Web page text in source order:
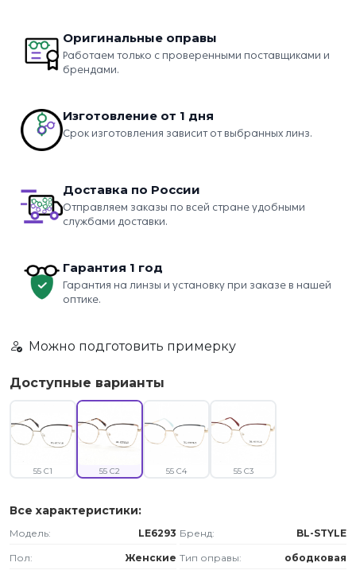
Оригинальные оправы
Работаем только с проверенными поставщиками и
брендами.
Изготовление от 1 дня
Срок изготовления зависит от выбранных линз.
Доставка по России
Отправляем заказы по всей стране удобными
службами доставки.
Гарантия 1 год
Гарантия на линзы и установку при заказе в нашей
оптике.
Можно подготовить примерку
Доступные варианты
55 C1 55 C2 55 C4 55 C3
Все характеристики:
Модель: LE6293 Бренд: BL-STYLE
Пол: Женские Тип оправы: ободковая